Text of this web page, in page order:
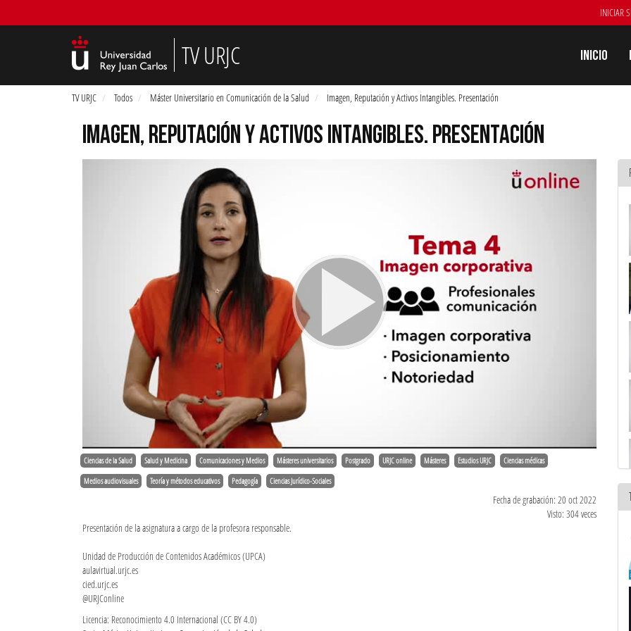
INICIAR
TV URJC Inicio
TV URJC Todos Máster Universitario en Comunicación de la Salud Imagen, Reputación y Activos Intangibles. Presentación
IMAGEN, REPUTACIÓN Y ACTIVOS INTANGIBLES. PRESENTACIÓN
Ciencias de la Salud Salud y Medicina Comunicaciones y Medios Másteres universitarios Postgrado URJC online Másteres Estudios URJC Ciencias médicas
Medios audiovisuales Teoría y métodos educativos Pedagogía Ciencias Jurídico-Sociales
Fecha de grabación: 20 oct 2022
Visto: 304 veces
Presentación de la asignatura a cargo de la profesora responsable.
Unidad de Producción de Contenidos Académicos (UPCA)
aulavirtual.urjc.es
cied.urjc.es
@URJConline
Licencia: Reconocimiento 4.0 Internacional (CC BY 4.0)